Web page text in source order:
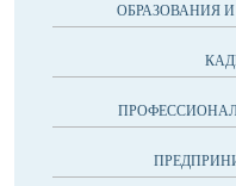
ОБРАЗОВАНИЯ